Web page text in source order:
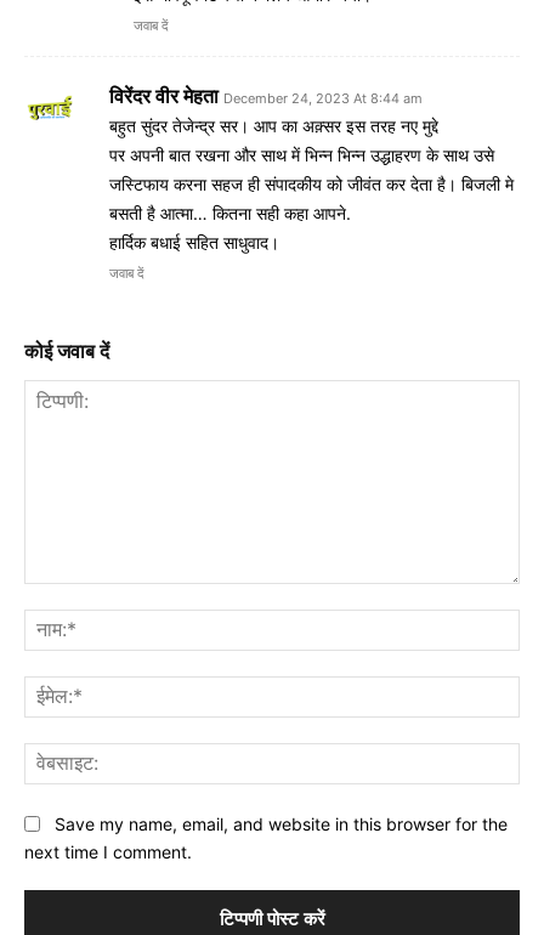
जवाब दें
विरेंदर वीर मेहता December 24, 2023 At 8:44 am
बहुत सुंदर तेजेन्द्र सर। आप का अक़्सर इस तरह नए मुद्दे
पर अपनी बात रखना और साथ में भिन्न भिन्न उद्धाहरण के साथ उसे
जस्टिफाय करना सहज ही संपादकीय को जीवंत कर देता है। बिजली मे
बसती है आत्मा… कितना सही कहा आपने.
हार्दिक बधाई सहित साधुवाद।
जवाब दें
कोई जवाब दें
Save my name, email, and website in this browser for the
next time I comment.